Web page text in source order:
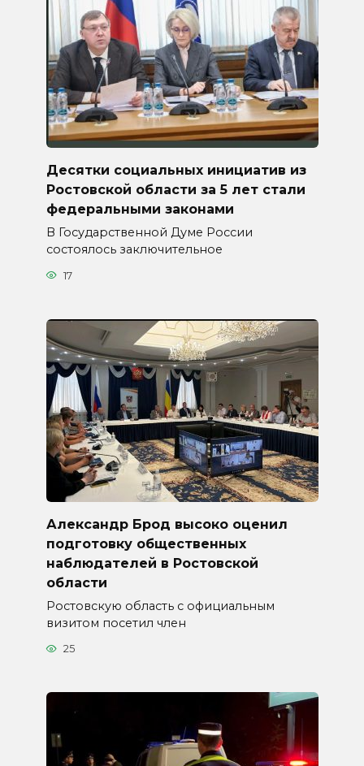
Десятки социальных инициатив из
Ростовской области за 5 лет стали
федеральными законами
В Государственной Думе России
состоялось заключительное
17
Александр Брод высоко оценил
подготовку общественных
наблюдателей в Ростовской
области
Ростовскую область с официальным
визитом посетил член
25